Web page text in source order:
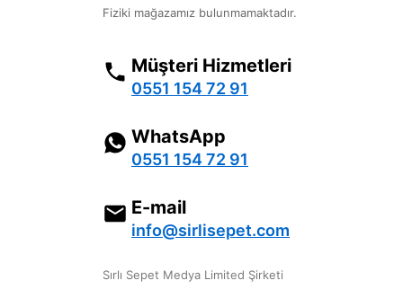
Fiziki mağazamız bulunmamaktadır.
Müşteri Hizmetleri
0551 154 72 91
WhatsApp
0551 154 72 91
E-mail
info@sirlisepet.com
Sırlı Sepet Medya Limited Şirketi